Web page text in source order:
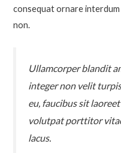
consequat ornare
non.
Ullamcorper blandit
integer non velit
eu, faucibus sit
volutpat porttitor
lacus.